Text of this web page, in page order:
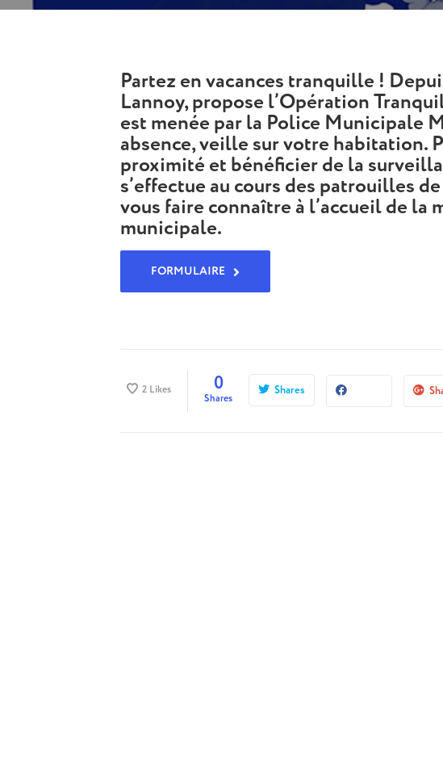
Partez en vacances tranquille !
Lannoy, propose l’Opération
est menée par la Police Municipale
absence, veille sur votre habitation.
proximité et bénéficier de la
s’effectue au cours des patrouilles
vous faire connaître à l’accueil de la
municipale.
FORMULAIRE
2 Likes 0
Shares
Shares